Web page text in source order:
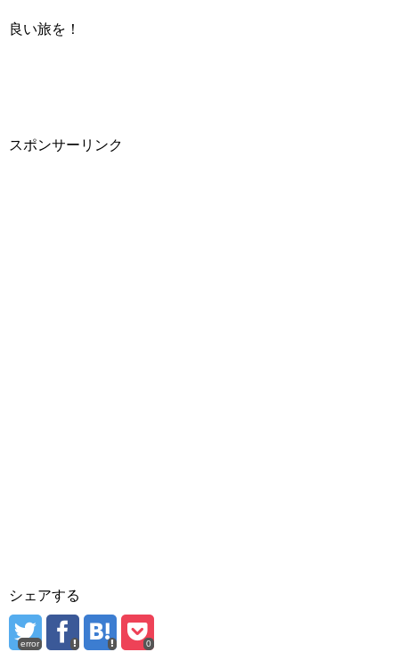
良い旅を！
スポンサーリンク
シェアする
error 0